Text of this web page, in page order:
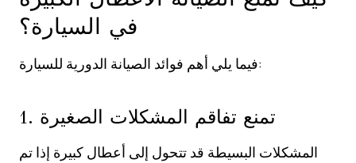
في السيارة؟
فيما يلي أهم فوائد الصيانة الدورية للسيارة:
1. تمنع تفاقم المشكلات الصغيرة
المشكلات البسيطة قد تتحول إلى أعطال كبيرة إذا تم